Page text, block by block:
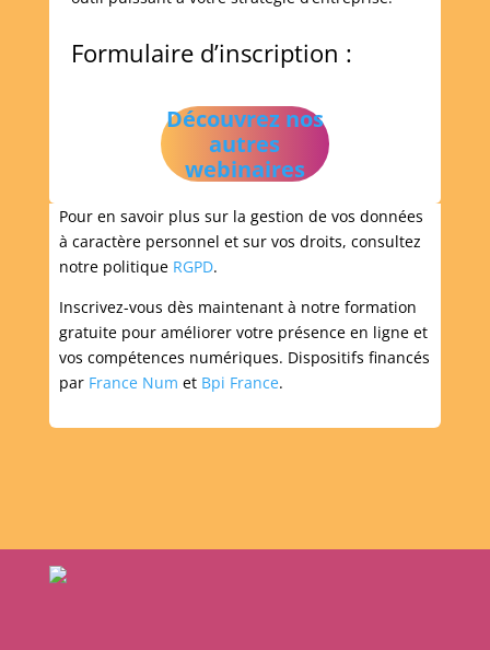
Formulaire d’inscription :
Découvrez nos
autres
webinaires
Pour en savoir plus sur la gestion de vos données
à caractère personnel et sur vos droits, consultez
notre politique RGPD.
Inscrivez-vous dès maintenant à notre formation
gratuite pour améliorer votre présence en ligne et
vos compétences numériques. Dispositifs financés
par France Num et Bpi France.